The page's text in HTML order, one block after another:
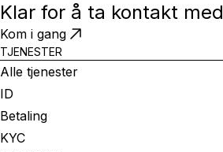
Klar for å ta kontakt med
Kom i gang
TJENESTER
Alle tjenester
ID
Betaling
KYC